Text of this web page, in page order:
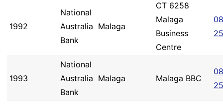
1992
National
Australia
Bank
Malaga
CT 6258
Malaga
Business
Centre
1993
National
Australia
Bank
Malaga Malaga BBC